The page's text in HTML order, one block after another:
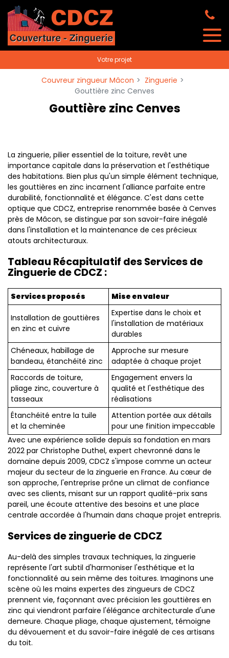
Votre projet
Couvreur zingueur Mâcon
Zinguerie
Gouttière zinc Cenves
Gouttière zinc Cenves
La zinguerie, pilier essentiel de la toiture, revêt une
importance capitale dans la préservation et l'esthétique
des habitations. Bien plus qu'un simple élément technique,
les gouttières en zinc incarnent l'alliance parfaite entre
durabilité, fonctionnalité et élégance. C'est dans cette
optique que CDCZ, entreprise renommée basée à Cenves
près de Mâcon, se distingue par son savoir-faire inégalé
dans l'installation et la maintenance de ces précieux
atouts architecturaux.
Tableau Récapitulatif des Services de
Zinguerie de CDCZ :
Services proposés Mise en valeur
Installation de gouttières
en zinc et cuivre
Expertise dans le choix et
l'installation de matériaux
durables
Chéneaux, habillage de
bandeau, étanchéité zinc
Approche sur mesure
adaptée à chaque projet
Raccords de toiture,
pliage zinc, couverture à
tasseaux
Engagement envers la
qualité et l'esthétique des
réalisations
Étanchéité entre la tuile
et la cheminée
Attention portée aux détails
pour une finition impeccable
Avec une expérience solide depuis sa fondation en mars
2022 par Christophe Duthel, expert chevronné dans le
domaine depuis 2009, CDCZ s'impose comme un acteur
majeur du secteur de la zinguerie en France. Au cœur de
son approche, l'entreprise prône un climat de confiance
avec ses clients, misant sur un rapport qualité-prix sans
pareil, une écoute attentive des besoins et une place
centrale accordée à l'humain dans chaque projet entrepris.
Services de zinguerie de CDCZ
Au-delà des simples travaux techniques, la zinguerie
représente l'art subtil d'harmoniser l'esthétique et la
fonctionnalité au sein même des toitures. Imaginons une
scène où les mains expertes des zingueurs de CDCZ
prennent vie, façonnant avec précision les gouttières en
zinc qui viendront parfaire l'élégance architecturale d'une
demeure. Chaque pliage, chaque ajustement, témoigne
du dévouement et du savoir-faire inégalé de ces artisans
du toit.
Panneau de gestion des cookies